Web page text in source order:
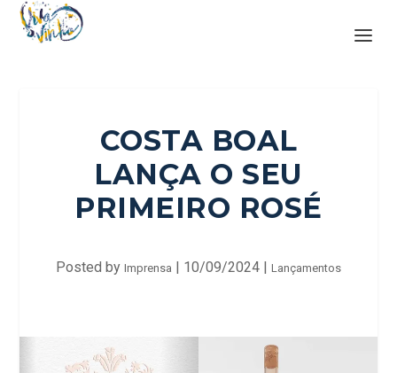
COSTA BOAL
LANÇA O SEU
PRIMEIRO ROSÉ
Posted by Imprensa | 10/09/2024 | Lançamentos